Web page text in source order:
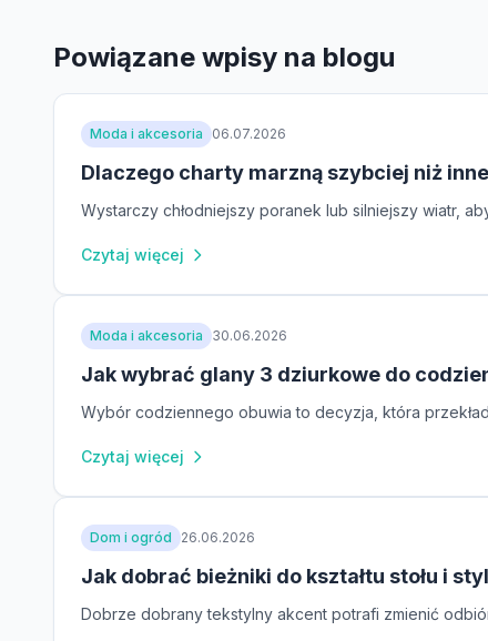
Powiązane wpisy na blogu
Moda i akcesoria 06.07.2026
Dlaczego charty marzną szybciej niż
Wystarczy chłodniejszy poranek lub silniejszy wiatr,
Czytaj więcej
Moda i akcesoria 30.06.2026
Jak wybrać glany 3 dziurkowe do
Wybór codziennego obuwia to decyzja, która
Czytaj więcej
Dom i ogród 26.06.2026
Jak dobrać bieżniki do kształtu stołu i
Dobrze dobrany tekstylny akcent potrafi zmienić